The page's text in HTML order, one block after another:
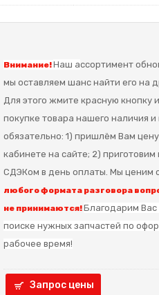
Внимание!Наш ассортимент
мы оставляем шанс найти его на
Для этого жмите красную кнопку
покупке товара нашего наличия
обязательно: 1) пришлём Вам
кабинете на сайте; 2)
СДЭКом в день оплаты. Мы ценим
любого формата разговора
не принимаются!Благодарим Вас
поиске нужных запчастей по
рабочее время!
Запрос цены